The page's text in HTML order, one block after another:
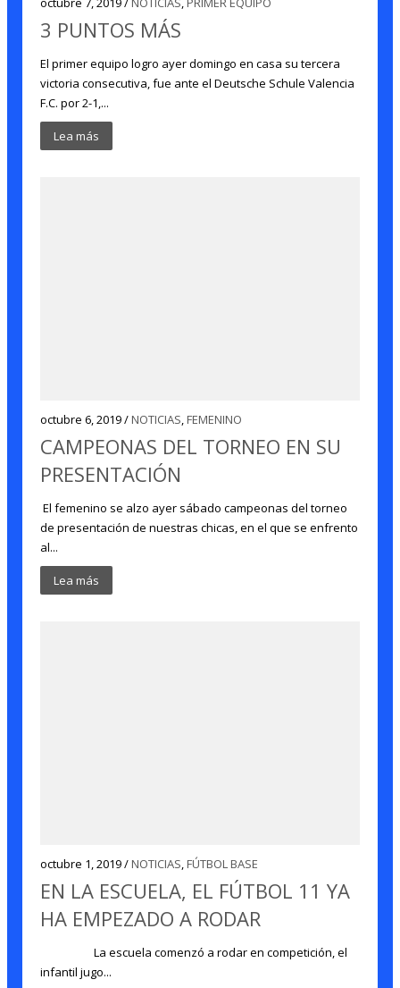
3 PUNTOS MÁS
El primer equipo logro ayer domingo en casa su tercera
victoria consecutiva, fue ante el Deutsche Schule Valencia
F.C. por 2-1,...
Lea más
octubre 6, 2019 /NOTICIAS,FEMENINO
CAMPEONAS DEL TORNEO EN SU
PRESENTACIÓN
El femenino se alzo ayer sábado campeonas del torneo
de presentación de nuestras chicas, en el que se enfrento
al...
Lea más
octubre 1, 2019 /NOTICIAS,FÚTBOL BASE
EN LA ESCUELA, EL FÚTBOL 11 YA
HA EMPEZADO A RODAR
La escuela comenzó a rodar en competición, el
infantil jugo...